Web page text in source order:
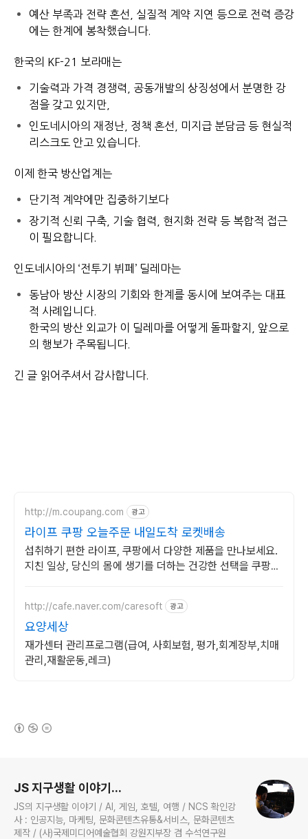
예산 부족과 전략 혼선, 실질적 계약 지연 등으로 전력 증강
에는 한계에 봉착했습니다.
한국의 KF-21 보라매는
기술력과 가격 경쟁력, 공동개발의 상징성에서 분명한 강
점을 갖고 있지만,
인도네시아의 재정난, 정책 혼선, 미지급 분담금 등 현실적
리스크도 안고 있습니다.
이제 한국 방산업계는
단기적 계약에만 집중하기보다
장기적 신뢰 구축, 기술 협력, 현지화 전략 등 복합적 접근
이 필요합니다.
인도네시아의 ‘전투기 뷔페’ 딜레마는
동남아 방산 시장의 기회와 한계를 동시에 보여주는 대표
적 사례입니다.
한국의 방산 외교가 이 딜레마를 어떻게 돌파할지, 앞으로
의 행보가 주목됩니다.
긴 글 읽어주셔서 감사합니다.
http://m.coupang.com 광고
라이프 쿠팡 오늘주문 내일도착 로켓배송
섭취하기 편한 라이프, 쿠팡에서 다양한 제품을 만나보세요.
지친 일상, 당신의 몸에 생기를 더하는 건강한 선택을 쿠팡에
http://cafe.naver.com/caresoft 광고
요양세상
재가센터 관리프로그램(급여, 사회보험, 평가,회계장부,치매
관리,재활운동,레크)
JS 지구생활 이야기...
JS의 지구생활 이야기 / AI, 게임, 호텔, 여행 / NCS 확인강
사 : 인공지능, 마케팅, 문화콘텐츠유통&서비스, 문화콘텐츠
제작 / (사)국제미디어예술협회 강원지부장 겸 수석연구원